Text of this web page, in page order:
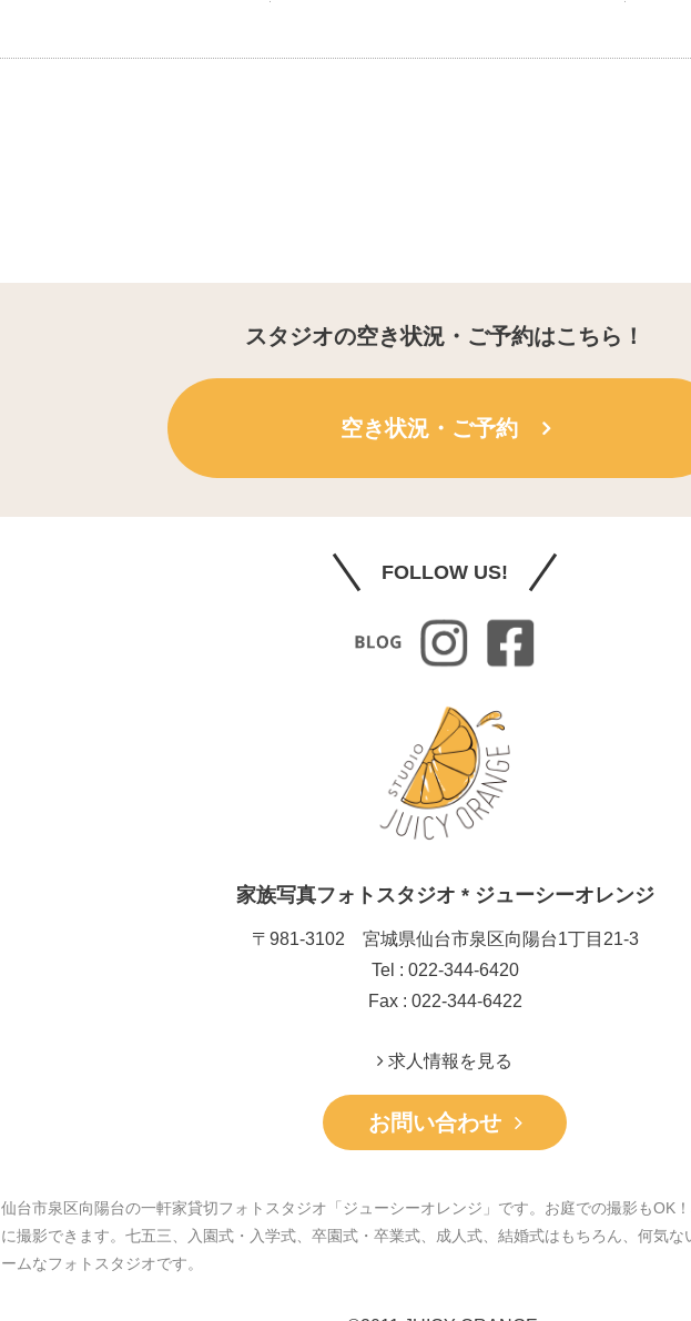
スタジオの空き状況・ご予約はこちら！
空き状況・ご予約
FOLLOW US!
家族写真フォトスタジオ * ジューシーオレンジ
〒981-3102 宮城県仙台市泉区向陽台1丁目21-3
Tel : 022-344-6420
Fax : 022-344-6422
求人情報を見る
お問い合わせ
仙台市泉区向陽台の一軒家貸切フォトスタジオ「ジューシーオレンジ」です。お庭での撮影もOK
に撮影できます。七五三、入園式・入学式、卒園式・卒業式、成人式、結婚式はもちろん、何気
ームなフォトスタジオです。